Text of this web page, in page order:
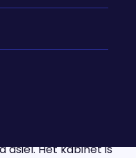
de advocaat van
asiel. Het kabinet is